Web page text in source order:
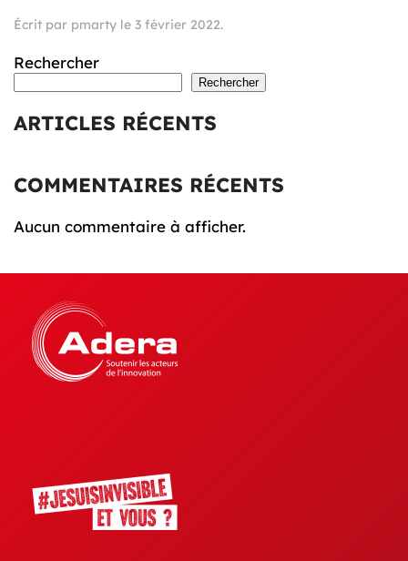
Écrit par pmarty le 3 février 2022.
Rechercher
Rechercher
ARTICLES RÉCENTS
COMMENTAIRES RÉCENTS
Aucun commentaire à afficher.